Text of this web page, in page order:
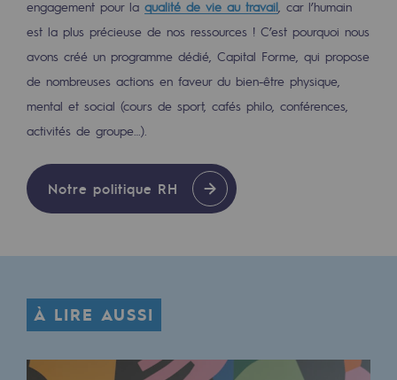
Stockage de gaz
Stockage de gaz
Savoir-faire
Projet type
Infrastructures historiques
Biométhane
Biométhane
Qu'est-ce que la méthanisation ?
Teréga, partenaire de référence sur le
engagement pour la qualité de vie au travail , car l’humain
est la plus précieuse de nos ressources ! C’est pourquoi nous
avons créé un programme dédié, Capital Forme, qui propose
de nombreuses actions en faveur du bien-être physique,
mental et social (cours de sport, cafés philo, conférences,
activités de groupe…).
Notre politique RH
À LIRE AUSSI